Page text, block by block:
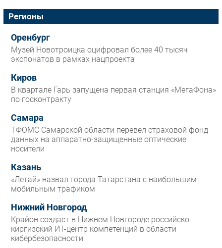
Регионы
Оренбург
Музей Новотроицка оцифровал более 40 тысяч
экспонатов в рамках нацпроекта
Киров
В квартале Гарь запущена первая станция «МегаФона»
по госконтракту
Самара
ТФОМС Самарской области перевел страховой фонд
данных на аппаратно-защищенные оптические
носители
Казань
«Летай» назвал города Татарстана с наибольшим
мобильным трафиком
Нижний Новгород
Крайон создаст в Нижнем Новгороде российско-
киргизский ИТ-центр компетенций в области
кибербезопасности